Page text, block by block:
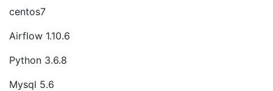
centos7
Airflow 1.10.6
Python 3.6.8
Mysql 5.6